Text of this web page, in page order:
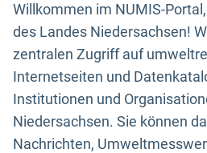
Willkommen im NUMIS-
des Landes Niedersachsen!
zentralen Zugriff auf
Internetseiten und
Institutionen und
Niedersachsen. Sie können
Nachrichten,